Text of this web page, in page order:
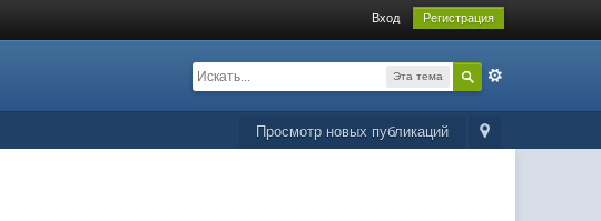
Вход Регистрация
Эта тема
Просмотр новых публикаций